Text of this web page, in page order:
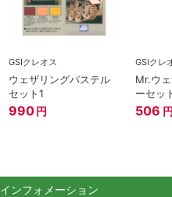
GSIクレオス
ウェザリングパステル
セット1
990 円
GSIクレ
Mr.ウ
ーセッ
506 円
インフォメーション